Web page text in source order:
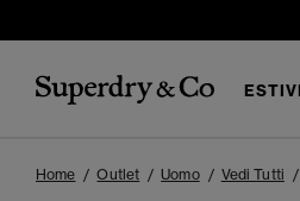
Home Outlet Uomo Vedi Tutti